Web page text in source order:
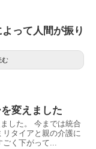
って人間が振り
む
変えました
した。 今までは統合
タイアと親の介護に
ごく下がって...